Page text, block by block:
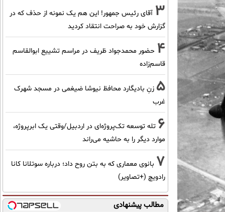
3 آقای رئیس جمهور! این هم یک نمونه از حذف که در
گزارش خود به صراحت انتقاد کردید
4 حضور محمدجواد ظریف در مراسم تشییع ابوالقاسم
قاسم‌زاده
5 زنِ بادیگارد محافظ نیوشا ضیغمی در مسجد شهرک
غرب
6 تله توسعه تک‌پروژه‌ای در اردبیل/وقتی یک ابرپروژه،
موارد دیگر را به حاشیه می‌راند
7 بانوی معماری که به بتن روح داد؛ درباره سوتلانا کانا
رادویچ (+تصاویر)
مطالب پیشنهادی